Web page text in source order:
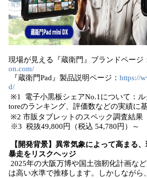
現場が見える『蔵衛門』ブランドページ
on.com/
『蔵衛門Pad』製品説明ページ： https://
d/
※1 電子小黒板シェアNo.1について：ル
toreのランキング、評価数などの実績に
※2 市販タブレットのスペック調査結果
※3 税抜49,800円（税込 54,780円）～
【開発背景】異常気象によって高まる
暴走をリスクヘッジ
2025年の大阪万博や国土強靭化計画な
は高い水準で推移します。しかしながら